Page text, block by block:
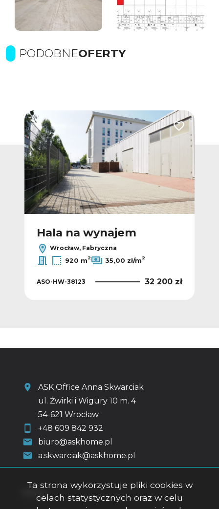
PODOBNEOFERTY
Dodaj do ulubionych Dodaj do
Hala na wynajem
Wrocław, Fabryczna
920 m2 35,00 zł/m2
ASO-HW-38123 32 200 zł
ASK Office Anna Skwarciak
ul. Żwirki i Wigury 10 m. 4
54-621 Wrocław
+48 609 842 932
biuro@askhome.pl
a.skwarciak@askhome.pl
Ta strona wykorzystuje pliki cookies w
celach statystycznych oraz w celu